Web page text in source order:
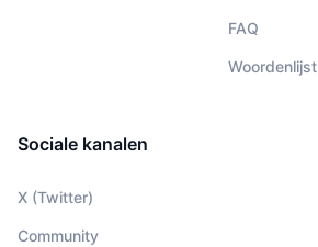
FAQ
Woordenlijst
Sociale kanalen
X (Twitter)
Community